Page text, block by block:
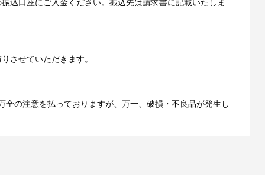
させていただきます。
の注意を払っておりますが、万一、破損・不良品が発生し